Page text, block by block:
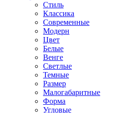
Стиль
Классика
Современные
Модерн
Цвет
Белые
Венге
Светлые
Темные
Размер
Малогабаритные
Форма
Угловые